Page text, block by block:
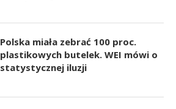
Polska miała zebrać 100 proc.
plastikowych butelek. WEI mówi o
statystycznej iluzji